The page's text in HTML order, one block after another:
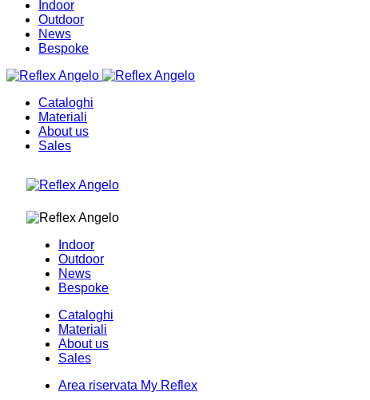
Indoor
Outdoor
News
Bespoke
Cataloghi
Materiali
About us
Sales
Indoor
Outdoor
News
Bespoke
Cataloghi
Materiali
About us
Sales
Area riservata My Reflex